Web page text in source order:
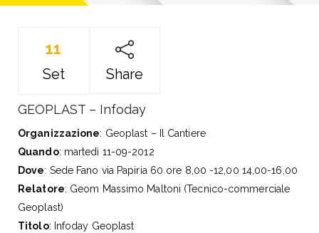
11
Set Share
GEOPLAST – Infoday
Organizzazione: Geoplast – Il Cantiere
Quando: martedì 11-09-2012
Dove: Sede Fano via Papiria 60 ore 8,00 -12,00 14,00-16,00
Relatore: Geom Massimo Maltoni (Tecnico-commerciale
Geoplast)
Titolo: Infoday Geoplast